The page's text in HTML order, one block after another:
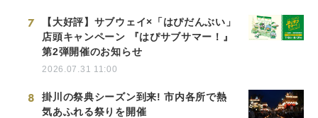
7
【大好評】サブウェイ×「はぴだんぶい」
店頭キャンペーン 『はぴサブサマー！』
第2弾開催のお知らせ
2026.07.31 11:00
8
掛川の祭典シーズン到来! 市内各所で熱
気あふれる祭りを開催